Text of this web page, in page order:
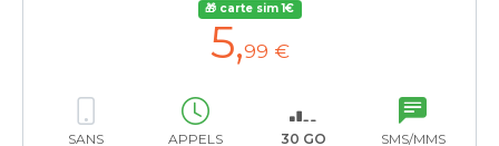
🎁 carte sim 1€
5,99 €
SANS APPELS 30 GO SMS/MMS